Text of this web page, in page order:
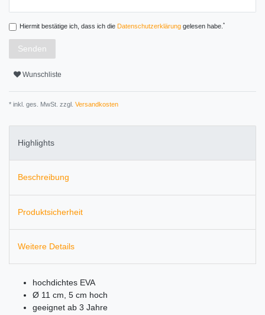
Hiermit bestätige ich, dass ich die Daten­schutz­erklärunggelesen habe. *
Senden
Wunschliste
* inkl. ges. MwSt. zzgl. Versandkosten
Highlights
Beschreibung
Produktsicherheit
Weitere Details
hochdichtes EVA
Ø 11 cm, 5 cm hoch
geeignet ab 3 Jahre